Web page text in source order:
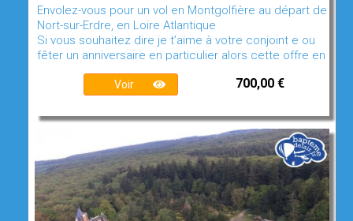
Envolez-vous pour un vol en Montgolfière au départ de
Nort-sur-Erdre, en Loire Atlantique
Si vous souhaitez dire je t’aime à votre conjoint e ou
fêter un anniversaire en particulier alors cette offre en
Voir 700,00 €